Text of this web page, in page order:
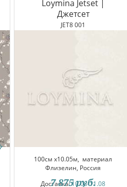
Loymina Jetset |
Джетсет
JET8 001
100см x10.05м, материал
Флизелин, Россия
Доставка:10.08-11.08
7 875 руб.